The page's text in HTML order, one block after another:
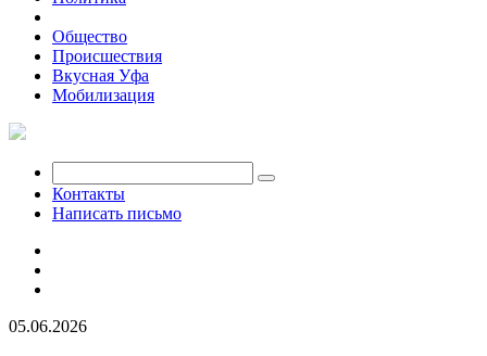
Общество
Происшествия
Вкусная Уфа
Мобилизация
Контакты
Написать письмо
05.06.2026